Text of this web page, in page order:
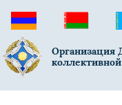
Организация